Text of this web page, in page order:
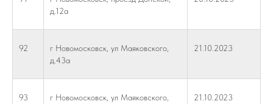
д.12а
92
г Новомосковск, ул Маяковского,
д.43а
21.10.2023
93
г Новомосковск, ул Маяковского,
21.10.2023